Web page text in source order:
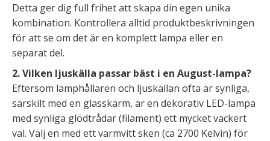
Detta ger dig full frihet att skapa din egen unika
kombination. Kontrollera alltid produktbeskrivningen
för att se om det är en komplett lampa eller en
separat del.
2. Vilken ljuskälla passar bäst i en August-lampa?
Eftersom lamphållaren och ljuskällan ofta är synliga,
särskilt med en glasskärm, är en dekorativ LED-lampa
med synliga glödtrådar (filament) ett mycket vackert
val. Välj en med ett varmvitt sken (ca 2700 Kelvin) för